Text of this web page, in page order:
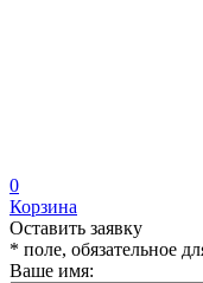
0
Корзина
Оставить заявку
* поле, обязательное
Ваше имя: